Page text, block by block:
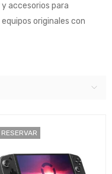
accesorios para
originales con